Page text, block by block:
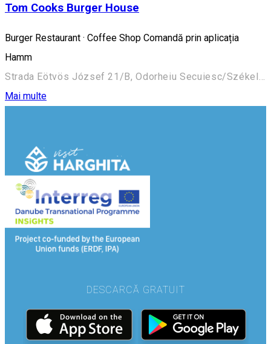
Tom Cooks Burger House
Burger Restaurant · Coffee Shop Comandă prin aplicația
Hamm
Strada Eötvös József 21/B, Odorheiu Secuiesc/Székelyudvarhely 535600, Romania
Mai multe
DESCARCĂ GRATUIT